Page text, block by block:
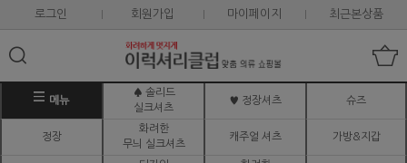
로그인 회원가입 마이페이지 최근본상품
메뉴
♠ 솔리드
실크셔츠
♥ 정장셔츠 슈즈
정장
화려한
무늬 실크셔츠
캐주얼 셔츠 가방&지갑